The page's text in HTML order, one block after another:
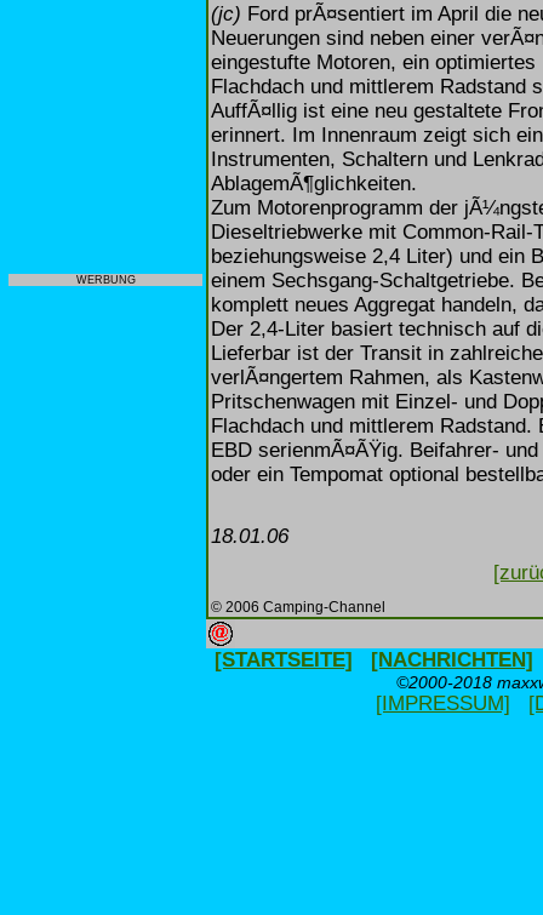
WERBUNG
(jc) Ford prÃ¤sentiert im April die
Neuerungen sind neben einer
eingestufte Motoren, ein
Flachdach und mittlerem Radstand
AuffÃ¤llig ist eine neu gestaltete
erinnert. Im Innenraum zeigt sich
Instrumenten, Schaltern und
AblagemÃ¶glichkeiten.
Zum Motorenprogramm der
Dieseltriebwerke mit Common-Rail-
beziehungsweise 2,4 Liter) und ein
einem Sechsgang-Schaltgetriebe.
komplett neues Aggregat handeln,
Der 2,4-Liter basiert technisch auf
Lieferbar ist der Transit in
verlÃ¤ngertem Rahmen, als
Pritschenwagen mit Einzel- und
Flachdach und mittlerem
EBD serienmÃ¤ÃŸig. Beifahrer-
oder ein Tempomat optional
18.01.06
© 2006 Camping-Channel
[STARTSEITE] [NACHRICHTEN]
©2000-2018
[IMPRESSUM]